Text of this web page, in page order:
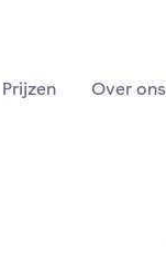
Prijzen Over ons